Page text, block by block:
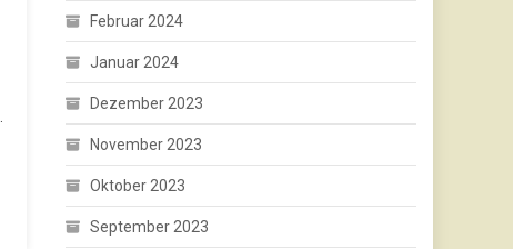
Februar 2024
Januar 2024
Dezember 2023
November 2023
Oktober 2023
September 2023